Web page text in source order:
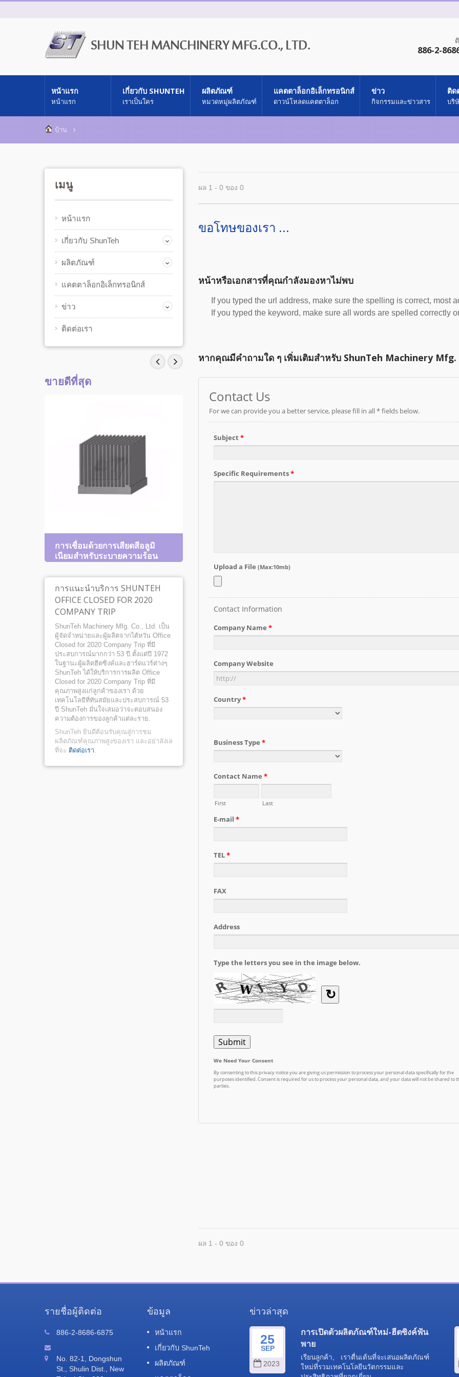
886-2-
หน้าแรก
หน้าแรก
เกี่ยวกับ SHUNTEH
เราเป็นใคร
ผลิตภัณฑ์
หมวดหมู่ผลิตภัณฑ์
แคตตาล็อกอิเล็กทรอนิกส์
ดาวน์โหลดแคตตาล็อก
ข่าว
กิจกรรมและข่าวสาร
ติด
บริ
บ้าน
เมนู
หน้าแรก
เกี่ยวกับ ShunTeh
ผลิตภัณฑ์
แคตตาล็อกอิเล็กทรอนิกส์
ข่าว
ติดต่อเรา
ขายดีที่สุด
การเชื่อมด้วยการเสียดสีอลูมิ
เนียมสำหรับระบายความร้อน
การแนะนำบริการ SHUNTEH
OFFICE CLOSED FOR 2020
COMPANY TRIP
ShunTeh Machinery Mfg. Co., Ltd. เป็น
ผู้จัดจำหน่ายและผู้ผลิตจากไต้หวัน Office
Closed for 2020 Company Trip ที่มี
ประสบการณ์มากกว่า 53 ปี.ตั้งแต่ปี 1972
ในฐานะผู้ผลิตฮีตซิงค์และฮาร์ดแวร์ต่างๆ
ShunTeh ได้ให้บริการการผลิต Office
Closed for 2020 Company Trip ที่มี
คุณภาพสูงแก่ลูกค้าของเรา.ด้วย
เทคโนโลยีที่ทันสมัยและประสบการณ์ 53
ปี ShunTeh มั่นใจเสมอว่าจะตอบสนอง
ความต้องการของลูกค้าแต่ละราย.
ShunTeh ยินดีต้อนรับคุณสู่การชม
ผลิตภัณฑ์คุณภาพสูงของเรา และอย่าลังเล
ที่จะ ติดต่อเรา.
ผล 1 - 0 ของ 0
ขอโทษของเรา ...
หน้าหรือเอกสารที่คุณกำลังมองหาไม่พบ
If you typed the url address, make sure the spelling is correct, most
If you typed the keyword, make sure all words are spelled correctly
หากคุณมีคำถามใด ๆ เพิ่มเติมสำหรับ ShunTeh Machinery Mfg.
ผล 1 - 0 ของ 0
รายชื่อผู้ติดต่อ
886-2-8686-6875
No. 82-1, Dongshun
St., Shulin Dist., New
ข้อมูล
หน้าแรก
เกี่ยวกับ ShunTeh
ผลิตภัณฑ์
ข่าวล่าสุด
08 จดหมายแจ้งเรื่องย้ายโรงงาน
สวัสดีลูกค้าและพันธมิตรที่รักของเรา: ขอ
ขอบคุณสำหรับความรักและการสนับสนุนที่มี
ต่อ...
25
SEP
2023
การเปิดตัวผลิตภัณฑ์ใหม่-ฮีตซิงค์ฟัน
พาย
เรียนลูกค้า, เราตื่นเต้นที่จะเสนอผลิตภัณฑ์
ใหม่ที่รวมเทคโนโลยีนวัตกรรมและ